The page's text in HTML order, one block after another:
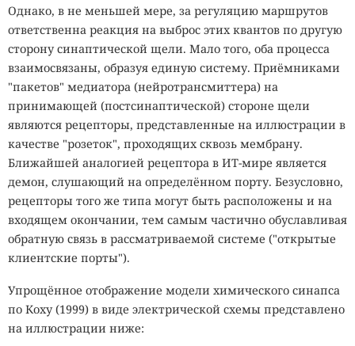
Однако, в не меньшей мере, за регуляцию маршрутов
ответственна реакция на выброс этих квантов по другую
сторону синaптической щели. Мало того, оба процесса
взаимосвязаны, образуя единую систему. Приёмниками
"пакетов" медиатора (нейротрансмиттера) на
принимающей (постсинаптической) стороне щели
являются рецепторы, представленные на иллюстрации в
качестве "розеток", проходящих сквозь мембрану.
Ближайшей аналогией рецептора в ИТ-мире является
демон, слушающий на определённом порту. Безусловно,
рецепторы того же типа могут быть расположены и на
входящем окончании, тем самым частично обуславливая
обратную связь в рассматриваемой системе ("открытые
клиентские порты").
Упрощённое отображение модели химического синапса
по Коху (1999) в виде электрической схемы представлено
на иллюстрации ниже: